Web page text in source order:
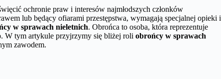
ochronie praw i interesów najmłodszych członków
lub będący ofiarami przestępstwa, wymagają specjalnej opieki i
w sprawach nieletnich. Obrońca to osoba, która reprezentuje
W tym artykule przyjrzymy się bliżej roli obrońcy w sprawach
zawodem.